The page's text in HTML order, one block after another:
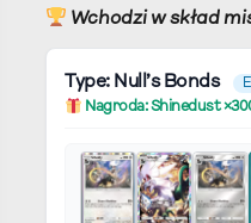
Wchodzi w skład
Type: Null’s Bonds
Nagroda: Shinedust